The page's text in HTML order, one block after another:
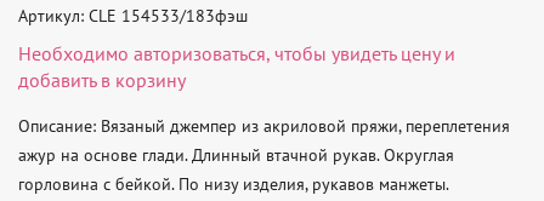
Артикул: CLE 154533/183фэш
Необходимо авторизоваться, чтобы увидеть цену и
добавить в корзину
Описание: Вязаный джемпер из акриловой пряжи, переплетения
ажур на основе глади. Длинный втачной рукав. Округлая
горловина с бейкой. По низу изделия, рукавов манжеты.